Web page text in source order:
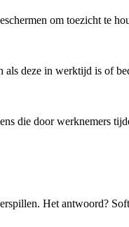
om toezicht te
deze in werktijd is of
die door werknemers
Het antwoord?